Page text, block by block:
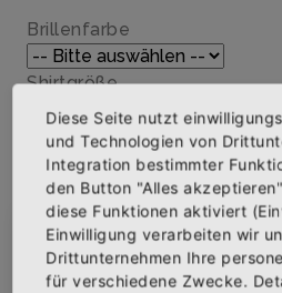
Brillenfarbe
Shirtgröße
Menge
IN DEN
Abonniere jetzt
Diese Seite nutzt
und Technologien von
Integration bestimmter
den Button "Alles
diese Funktionen aktiviert
Einwilligung verarbeiten wir
Drittunternehmen Ihre
für verschiedene Zwecke.